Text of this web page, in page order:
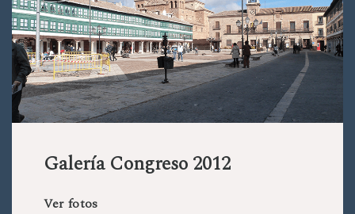
Galería Congreso 2012
Ver fotos